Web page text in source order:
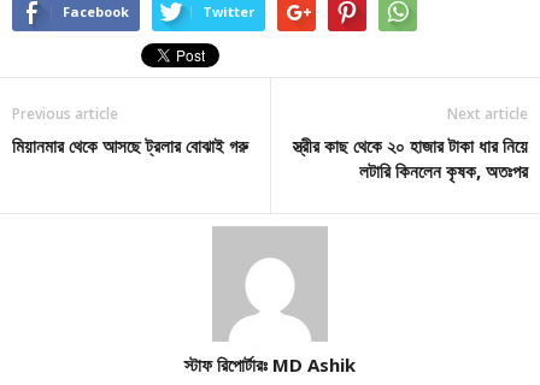
Facebook Twitter
Previous article
মিয়ানমার থেকে আসছে ট্রলার বোঝাই গরু
Next article
স্ত্রীর কাছ থেকে ২০ হাজার টাকা ধার নিয়ে
লটারি কিনলেন কৃষক, অতঃপর
স্টাফ রিপোর্টারঃ MD Ashik